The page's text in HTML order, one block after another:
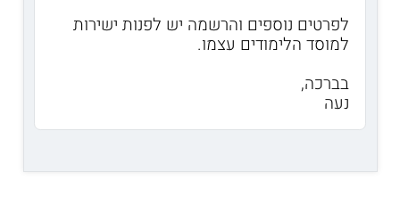
לפרטים נוספים והרשמה יש לפנות ישירות
למוסד הלימודים עצמו.
בברכה,
נעה